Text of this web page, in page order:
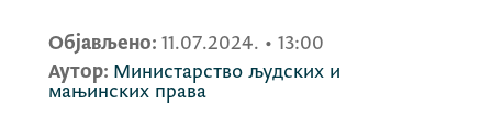
Објављено: 11.07.2024. • 13:00
Аутор: Министарство људских и
мањинских права